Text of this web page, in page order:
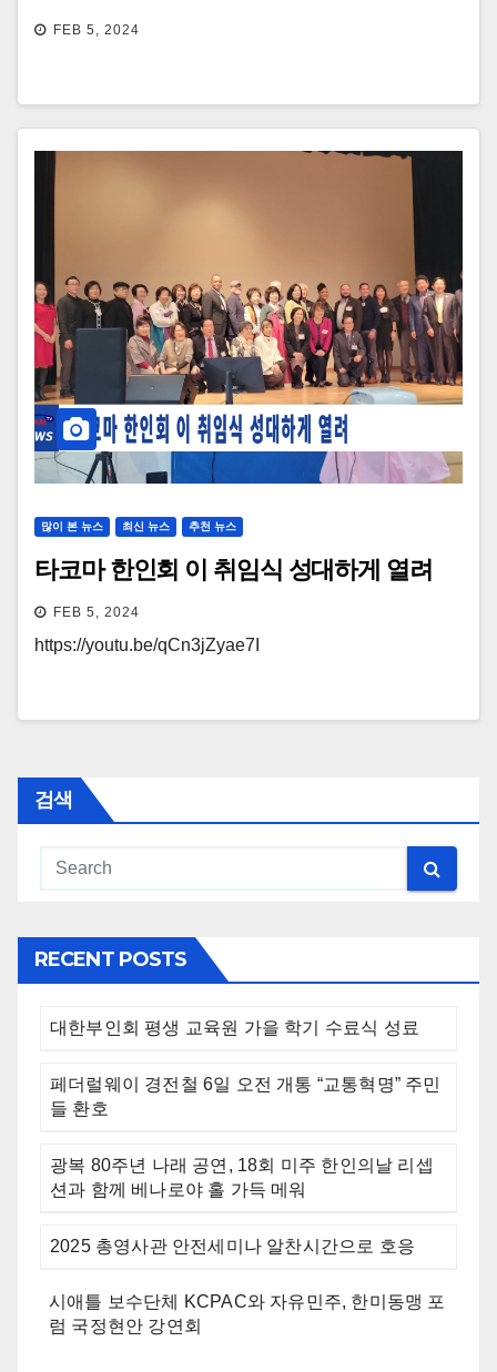
FEB 5, 2024
많이 본 뉴스 최신 뉴스 추천 뉴스
타코마 한인회 이 취임식 성대하게 열려
FEB 5, 2024
https://youtu.be/qCn3jZyae7I
검색
RECENT POSTS
대한부인회 평생 교육원 가을 학기 수료식 성료
페더럴웨이 경전철 6일 오전 개통 “교통혁명” 주민
들 환호
광복 80주년 나래 공연, 18회 미주 한인의날 리셉
션과 함께 베나로야 홀 가득 메워
2025 총영사관 안전세미나 알찬시간으로 호응
시애틀 보수단체 KCPAC와 자유민주, 한미동맹 포
럼 국정현안 강연회